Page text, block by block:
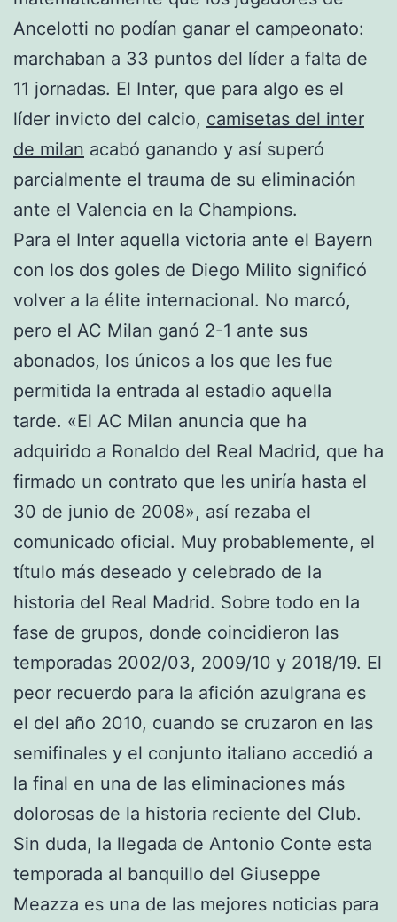
Ancelotti no podían ganar el campeonato:
marchaban a 33 puntos del líder a falta de
11 jornadas. El Inter, que para algo es el
líder invicto del calcio, camisetas del inter
de milan acabó ganando y así superó
parcialmente el trauma de su eliminación
ante el Valencia en la Champions.
Para el Inter aquella victoria ante el Bayern
con los dos goles de Diego Milito significó
volver a la élite internacional. No marcó,
pero el AC Milan ganó 2-1 ante sus
abonados, los únicos a los que les fue
permitida la entrada al estadio aquella
tarde. «El AC Milan anuncia que ha
adquirido a Ronaldo del Real Madrid, que ha
firmado un contrato que les uniría hasta el
30 de junio de 2008», así rezaba el
comunicado oficial. Muy probablemente, el
título más deseado y celebrado de la
historia del Real Madrid. Sobre todo en la
fase de grupos, donde coincidieron las
temporadas 2002/03, 2009/10 y 2018/19. El
peor recuerdo para la afición azulgrana es
el del año 2010, cuando se cruzaron en las
semifinales y el conjunto italiano accedió a
la final en una de las eliminaciones más
dolorosas de la historia reciente del Club.
Sin duda, la llegada de Antonio Conte esta
temporada al banquillo del Giuseppe
Meazza es una de las mejores noticias para